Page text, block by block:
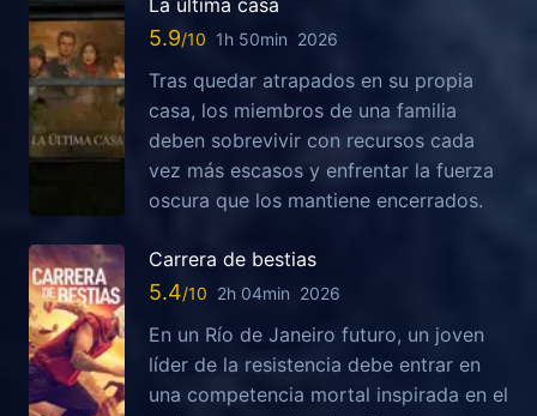
5.9 1h 50min 2026
Tras quedar atrapados en su propia
casa, los miembros de una familia
deben sobrevivir con recursos cada
vez más escasos y enfrentar la fuerza
oscura que los mantiene encerrados.
Carrera de bestias
5.4 2h 04min 2026
En un Río de Janeiro futuro, un joven
líder de la resistencia debe entrar en
una competencia mortal inspirada en el